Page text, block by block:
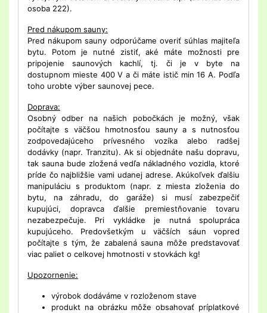
osoba 222).
Pred nákupom sauny:
Pred nákupom sauny odporúčame overiť súhlas majiteľa
bytu. Potom je nutné zistiť, aké máte možnosti pre
pripojenie saunových kachlí, tj. či je v byte na
dostupnom mieste 400 V a či máte istič min 16 A. Podľa
toho urobte výber saunovej pece.
Doprava:
Osobný odber na našich pobočkách je možný, však
počítajte s väčšou hmotnosťou sauny a s nutnosťou
zodpovedajúceho prívesného vozíka alebo radšej
dodávky (napr. Tranzitu). Ak si objednáte našu dopravu,
tak sauna bude zložená vedľa nákladného vozidla, ktoré
príde čo najbližšie vami udanej adrese. Akúkoľvek ďalšiu
manipuláciu s produktom (napr. z miesta zloženia do
bytu, na záhradu, do garáže) si musí zabezpečiť
kupujúci, dopravca ďalšie premiestňovanie tovaru
nezabezpečuje. Pri vykládke je nutná spolupráca
kupujúceho. Predovšetkým u väčších sáun vopred
počítajte s tým, že zabalená sauna môže predstavovať
viac paliet o celkovej hmotnosti v stovkách kg!
Upozornenie:
výrobok dodáváme v rozloženom stave
produkt na obrázku môže obsahovať príplatkové